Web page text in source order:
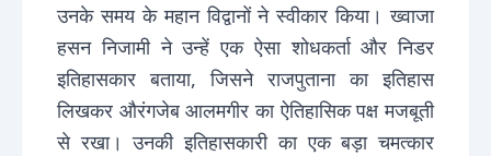
उनके समय के महान विद्वानों ने स्वीकार किया। ख्वाजा
हसन निजामी ने उन्हें एक ऐसा शोधकर्ता और निडर
इतिहासकार बताया, जिसने राजपुताना का इतिहास
लिखकर औरंगजेब आलमगीर का ऐतिहासिक पक्ष मजबूती
से रखा। उनकी इतिहासकारी का एक बड़ा चमत्कार